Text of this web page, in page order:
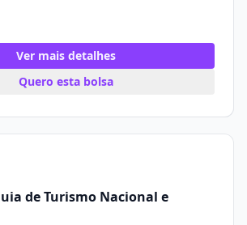
Ver mais detalhes
Quero esta bolsa
de Turismo Nacional e